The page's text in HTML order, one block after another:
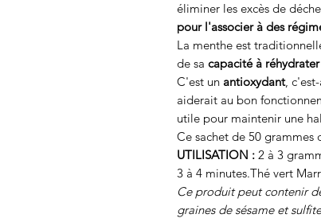
éliminer les excès de
pour l'associer à des
La menthe est
de sa capacité à
C'est un antioxydant,
aiderait au bon
utile pour maintenir une
Ce sachet de 50
UTILISATION : 2 à 3
3 à 4 minutes.Thé vert
Ce produit peut contenir
graines de sésame et